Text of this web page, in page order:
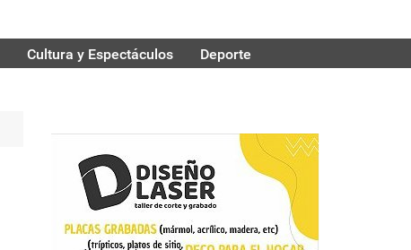
Cultura y Espectáculos Deporte